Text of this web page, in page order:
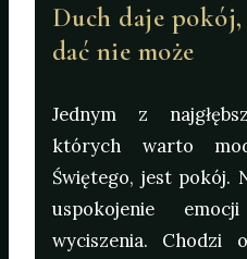
Duch daje
dać nie może
Jednym z
których warto
Świętego, jest pokój.
uspokojenie
wyciszenia.